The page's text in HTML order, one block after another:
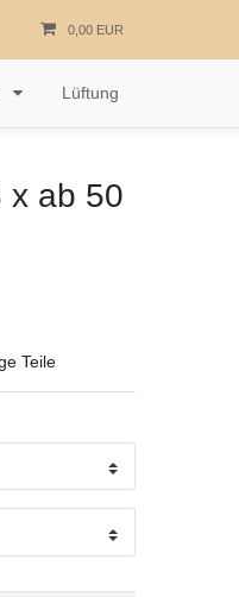
0,00 EUR
Lüftung
x ab 50
Teile